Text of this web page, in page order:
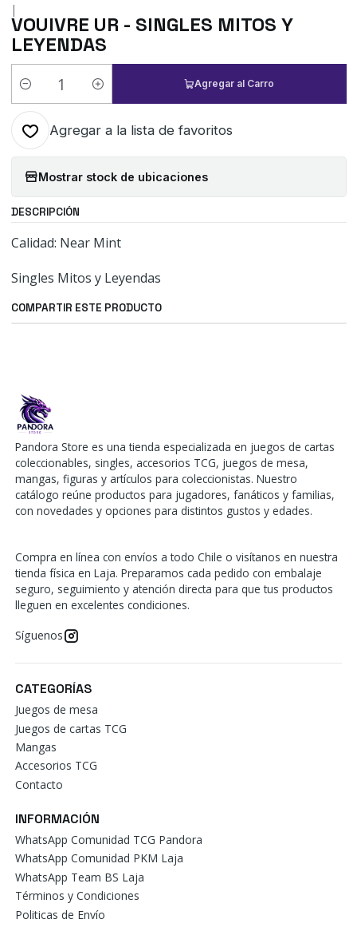
|
VOUIVRE UR - SINGLES MITOS Y
LEYENDAS
Cantidad
Agregar al Carro
Agregar a la lista de favoritos
Mostrar stock de ubicaciones
DESCRIPCIÓN
Calidad: Near Mint
Singles Mitos y Leyendas
COMPARTIR ESTE PRODUCTO
Pandora Store es una tienda especializada en juegos de cartas
coleccionables, singles, accesorios TCG, juegos de mesa,
mangas, figuras y artículos para coleccionistas. Nuestro
catálogo reúne productos para jugadores, fanáticos y familias,
con novedades y opciones para distintos gustos y edades.
Compra en línea con envíos a todo Chile o visítanos en nuestra
tienda física en Laja. Preparamos cada pedido con embalaje
seguro, seguimiento y atención directa para que tus productos
lleguen en excelentes condiciones.
Síguenos
CATEGORÍAS
Juegos de mesa
Juegos de cartas TCG
Mangas
Accesorios TCG
Contacto
INFORMACIÓN
WhatsApp Comunidad TCG Pandora
WhatsApp Comunidad PKM Laja
WhatsApp Team BS Laja
Términos y Condiciones
Politicas de Envío